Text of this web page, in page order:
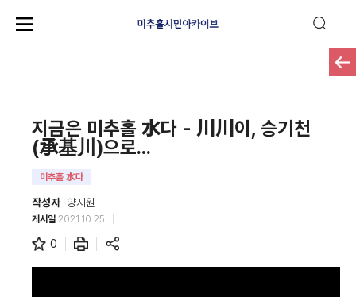
지금은 미추홀 水다 - 川川이, 승기천
(承基川)으로...
미추홀 水다
작성자 양지원
게시일 2021.10.25
0